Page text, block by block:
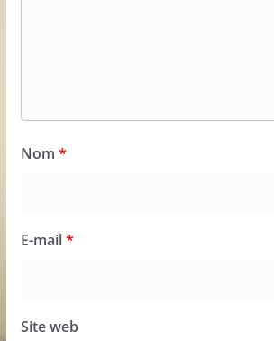
Nom *
E-mail*
Site web